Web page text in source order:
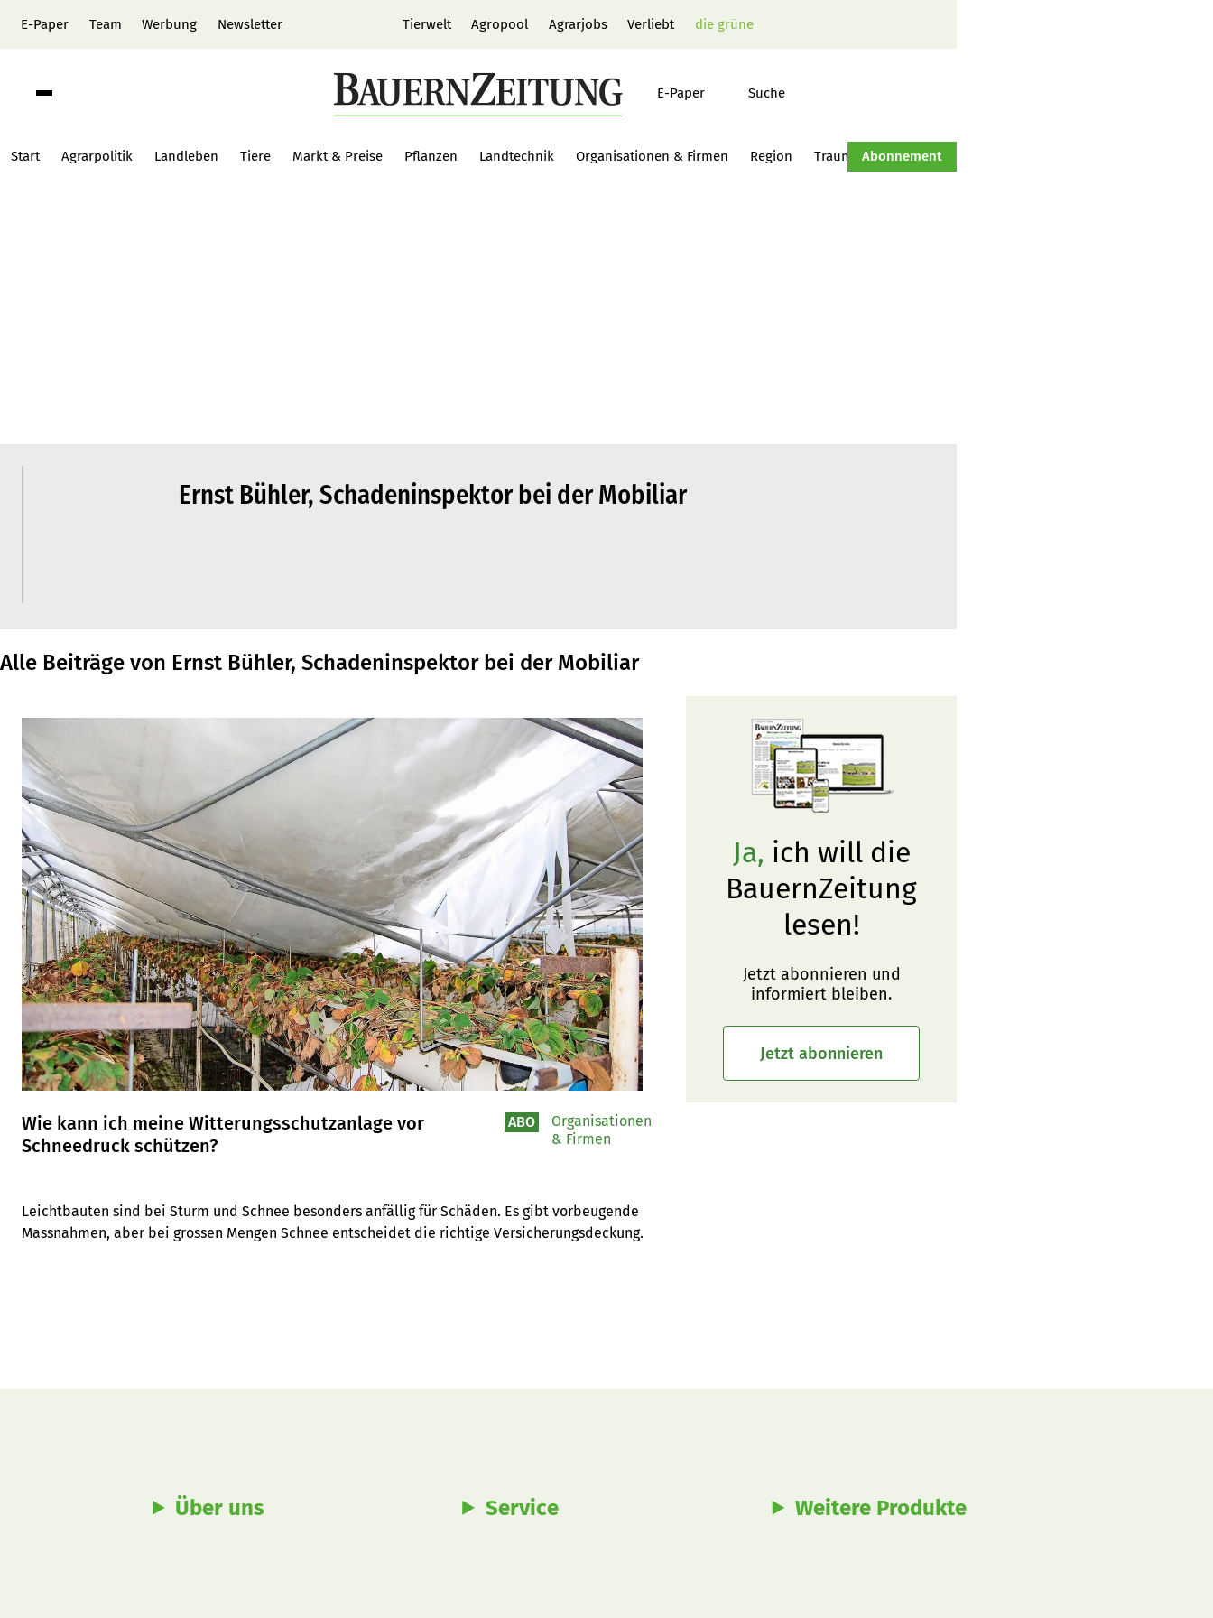
E-Paper Team Werbung Newsletter Tierwelt Agropool Agrarjobs Verliebt die grüne
E-Paper Suche
Start Agrarpolitik Landleben Tiere Markt & Preise Pflanzen Landtechnik Organisationen & Firmen Region Traumtraktor Hof-Management
Abonnement
Ernst Bühler, Schadeninspektor bei der Mobiliar
Alle Beiträge von Ernst Bühler, Schadeninspektor bei der Mobiliar
Wie kann ich meine Witterungsschutzanlage vor
Schneedruck schützen?
Leichtbauten sind bei Sturm und Schnee besonders anfällig für Schäden. Es gibt vorbeugende
Massnahmen, aber bei grossen Mengen Schnee entscheidet die richtige Versicherungsdeckung.
ABO
Organisationen
& Firmen
Ja, ich will die
BauernZeitung
lesen!
Jetzt abonnieren und
informiert bleiben.
Jetzt abonnieren
Über uns Service Weitere Produkte